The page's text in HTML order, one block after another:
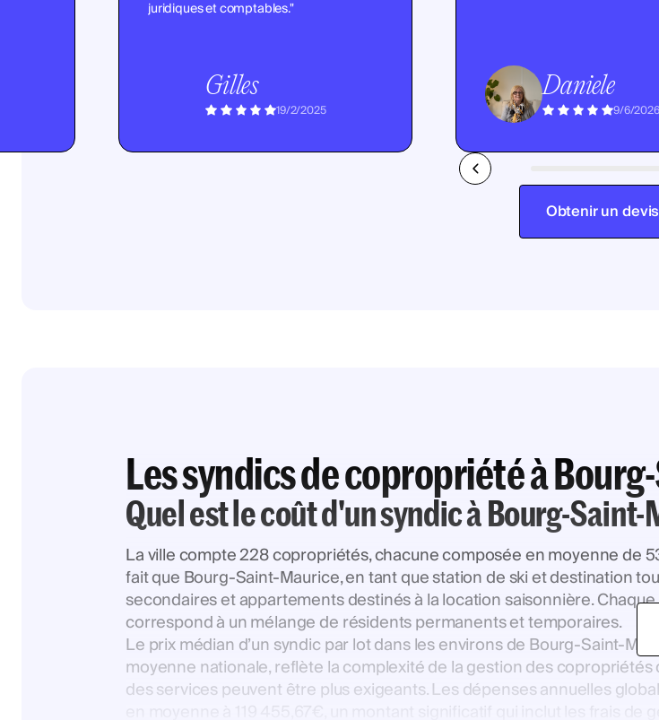
juridiques et comptables."
Gilles
19/2/2025
Daniele
9/6/2026
Obtenir un devis
Les syndics de copropriété à
Quel est le coût d'un syndic à Bourg-Saint-
La ville compte 228 copropriétés, chacune composée en moyenne de
fait que Bourg-Saint-Maurice, en tant que station de ski et destination
secondaires et appartements destinés à la location saisonnière.
correspond à un mélange de résidents permanents et temporaires.
Le prix médian d’un syndic par lot dans les environs de Bourg-Saint-
moyenne nationale, reflète la complexité de la gestion des
des services peuvent être plus exigeants. Les dépenses annuelles